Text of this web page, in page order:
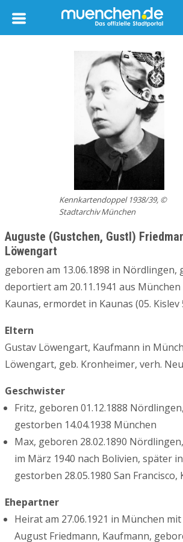
Kennkartendoppel 1938/39, ©
Stadtarchiv München
Auguste (Gustchen, Gustl)
Löwengart
geboren am 13.06.1898 in Nördlingen,
deportiert am 20.11.1941 aus München
Kaunas, ermordet in Kaunas (05. Kislev
Eltern
Gustav Löwengart, Kaufmann in
Löwengart, geb. Kronheimer, verh.
Geschwister
Fritz, geboren 01.12.1888 Nördlingen,
gestorben 14.04.1938 München
Max, geboren 28.02.1890
im März 1940 nach Bolivien, später in
gestorben 28.05.1980 San
Ehepartner
Heirat am 27.06.1921 in München
August Friedmann, Kaufmann,